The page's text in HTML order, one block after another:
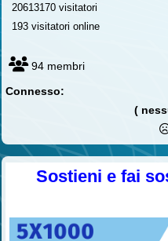
20613170 visitatori
193 visitatori online
94 membri
Connesso:
(
Sostieni e fai